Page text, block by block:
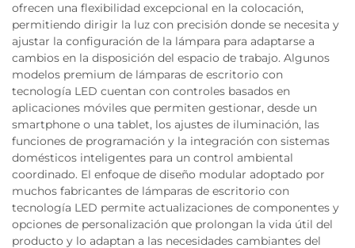
ofrecen una flexibilidad excepcional en la colocación,
permitiendo dirigir la luz con precisión donde se necesita y
ajustar la configuración de la lámpara para adaptarse a
cambios en la disposición del espacio de trabajo. Algunos
modelos premium de lámparas de escritorio con
tecnología LED cuentan con controles basados en
aplicaciones móviles que permiten gestionar, desde un
smartphone o una tablet, los ajustes de iluminación, las
funciones de programación y la integración con sistemas
domésticos inteligentes para un control ambiental
coordinado. El enfoque de diseño modular adoptado por
muchos fabricantes de lámparas de escritorio con
tecnología LED permite actualizaciones de componentes y
opciones de personalización que prolongan la vida útil del
producto y lo adaptan a las necesidades cambiantes del